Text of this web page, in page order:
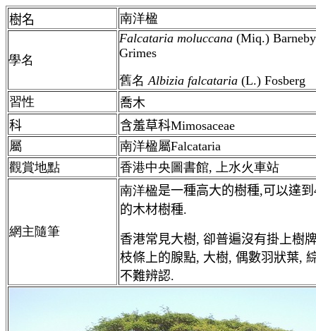
樹名 南洋楹
學名
Falcataria moluccana (Miq.)
Grimes
舊名Albizia falcataria (L.) Fosberg
習性
喬木
科
含羞草科Mimosaceae
屬
南洋楹屬Falcataria
觀賞地點
香港中央圖書館, 上水火車站
網主隨筆
南洋楹是一種高大的樹種,可以達
的木材樹種.
香港常見大樹, 卻普遍沒有掛上樹
枝條上的腺點, 大樹, 偶數羽狀葉,
不難辨認.